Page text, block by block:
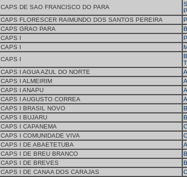
CAPS DE SAO FRANCISCO DO PARA
CAPS FLORESCER RAIMUNDO DOS SANTOS PEREIRA
CAPS GRAO PARA
CAPS I
CAPS I
CAPS I
CAPS I AGUA AZUL DO NORTE
CAPS I ALMEIRIM
CAPS I ANAPU
CAPS I AUGUSTO CORREA
CAPS I BRASIL NOVO
CAPS I BUJARU
CAPS I CAPANEMA
CAPS I COMUNIDADE VIVA
CAPS I DE ABAETETUBA
CAPS I DE BREU BRANCO
CAPS I DE BREVES
CAPS I DE CANAA DOS CARAJAS